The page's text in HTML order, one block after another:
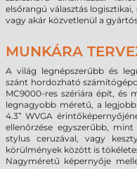
elsőrangú választás
vagy akár közvetlenül a
MUNKÁRA
A világ legnépszerűbb és
szánt hordozható
MC9000-res szériára épít, és
legnagyobb méretű, a
4.3” WVGA
ellenőrzése egyszerűbb,
stylus ceruzával, vagy
körülmények között is
Nagyméretű képernyője